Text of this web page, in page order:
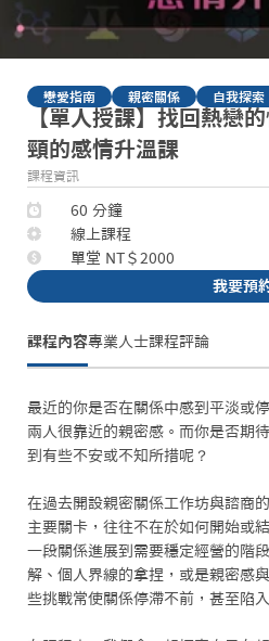
戀愛指南 親密關係 自我探索
【單人授課】找回熱戀
頸的感情升溫課
課程資訊
60 分鐘
線上課程
單堂 NT＄2000
我要預
課程內容專業人士課程評論
最近的你是否在關係中感到平淡或
兩人很靠近的親密感。而你是否期
到有些不安或不知所措呢？
在過去開設親密關係工作坊與諮商
主要關卡，往往不在於如何開始或
一段關係進展到需要穩定經營的階
解、個人界線的拿捏，或是親密感
些挑戰常使關係停滯不前，甚至陷入